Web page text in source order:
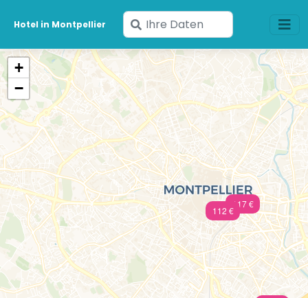
Hotel in Montpellier
Geben
Sie
Ihre
Daten
ein
117 €
112 €
+
−